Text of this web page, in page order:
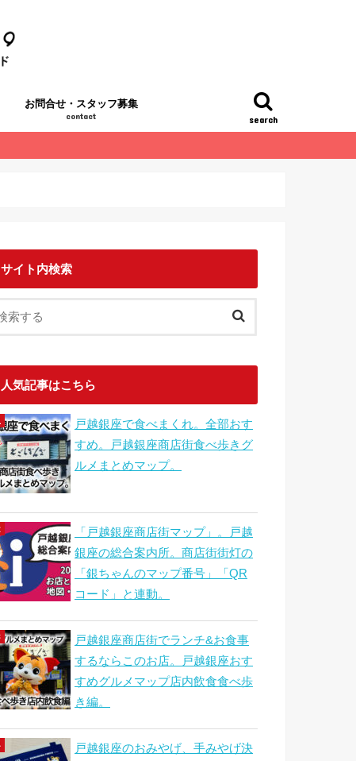
search
お問合せ・スタッフ募集
contact
サイト内検索
人気記事はこちら
戸越銀座で食べまくれ。全部おす
すめ。戸越銀座商店街食べ歩きグ
ルメまとめマップ。
「戸越銀座商店街マップ」。戸越
銀座の総合案内所。商店街街灯の
「銀ちゃんのマップ番号」「QR
コード」と連動。
戸越銀座商店街でランチ&お食事
するならこのお店。戸越銀座おす
すめグルメマップ店内飲食食べ歩
き編。
戸越銀座のおみやげ、手みやげ決